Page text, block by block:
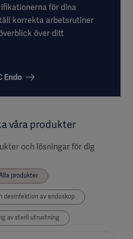
för dina
korrekta arbetsrutiner
över ditt
Endo
våra produkter
och lösningar för dig
produkter
desinfektion av endoskop
av steril utrustning